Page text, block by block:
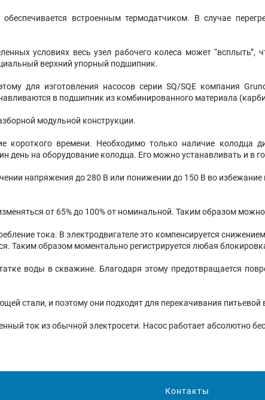
встроенным термодатчиком. В случае
условиях весь узел рабочего колеса может
верхний упорный подшипник.
для изготовления насосов серии SQ/SQE компания
в подшипник из комбинированного материала
модульной конструкции.
короткого времени. Необходимо только наличие
день на оборудование колодца. Его можно устанавливать и в
напряжения до 280 В или понижении до 150 В во
от 65% до 100% от номинальной. Таким образом
тока. В электродвигателе это компенсируется
Таким образом моментально регистрируется любая
воды в скважине. Благодаря этому предотвращается
стали, и поэтому они подходят для перекачивания питьевой
ток из обычной электросети. Насос работает абсолютно
Контакты